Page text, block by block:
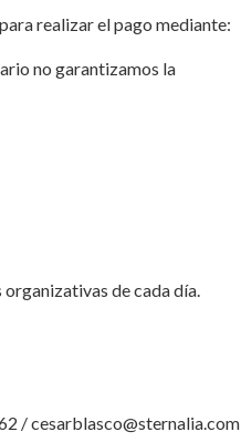
realizar el pago mediante:
no garantizamos la
organizativas de cada día.
/ cesarblasco@sternalia.com